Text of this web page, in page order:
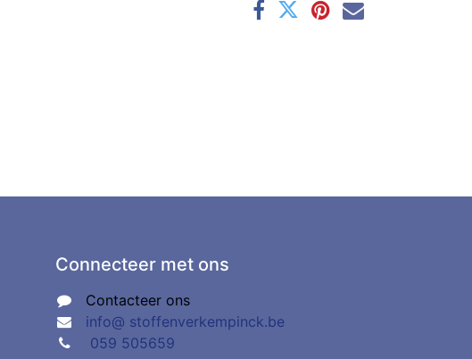
Connecteer met ons
Contacteer ons
info@ stoffenverkempinck.be
059 505659